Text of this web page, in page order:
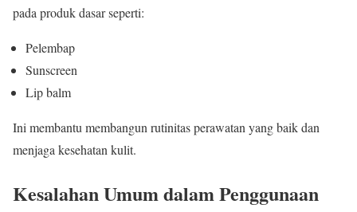
pada produk dasar seperti:
Pelembap
Sunscreen
Lip balm
Ini membantu membangun rutinitas perawatan yang baik dan
menjaga kesehatan kulit.
Kesalahan Umum dalam Penggunaan